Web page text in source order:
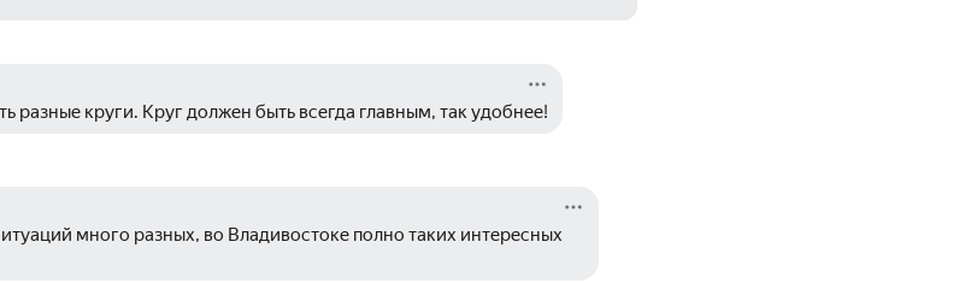
разные круги. Круг должен быть всегда главным, так удобнее!
много разных, во Владивостоке полно таких интересных